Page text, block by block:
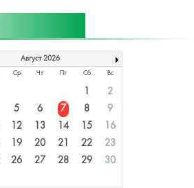
Август 2026
Ср Чт Пт Сб Вс
1
2
5 6 7 8
9
12 13 14 15
16
19 20 21 22
23
26 27 28 29
30